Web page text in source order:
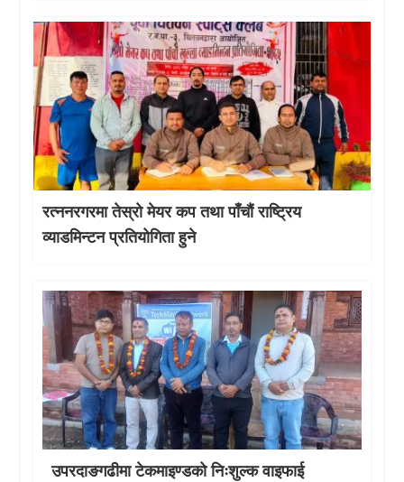
रत्ननरगरमा तेस्राे मेयर कप तथा पाँचौं राष्ट्रिय
व्याडमिन्टन प्रतियोगिता हुने
उपरदाङगढीमा टेकमाइण्डको निःशुल्क वाइफाई